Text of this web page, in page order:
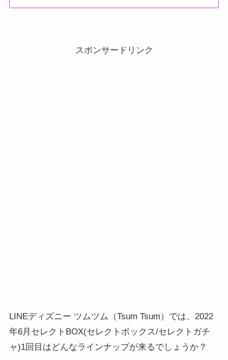
スポンサードリンク
LINEディズニー ツムツム（Tsum Tsum）では、2022
年6月セレクトBOX(セレクトボックス/セレクトガチ
ャ)1回目はどんなラインナップが来るでしょうか？